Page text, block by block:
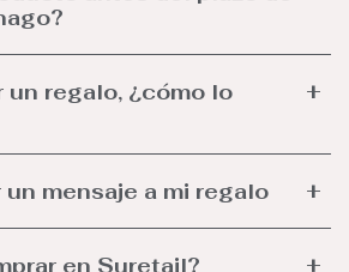
regalo, ¿cómo lo
mensaje a mi regalo
en Suretail?